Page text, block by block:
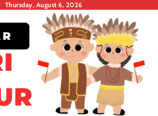
Thursday, August 6, 2026